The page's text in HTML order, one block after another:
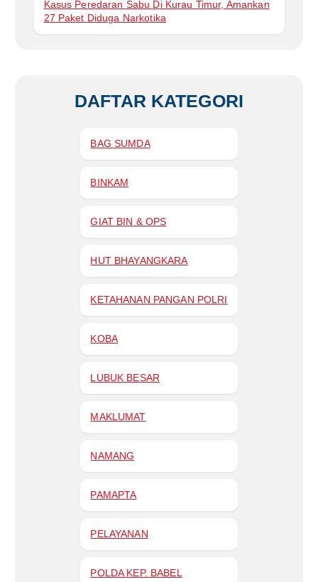
Kasus Peredaran Sabu Di Kurau Timur, Amankan
27 Paket Diduga Narkotika
DAFTAR KATEGORI
BAG SUMDA
BINKAM
GIAT BIN & OPS
HUT BHAYANGKARA
KETAHANAN PANGAN POLRI
KOBA
LUBUK BESAR
MAKLUMAT
NAMANG
PAMAPTA
PELAYANAN
POLDA KEP. BABEL